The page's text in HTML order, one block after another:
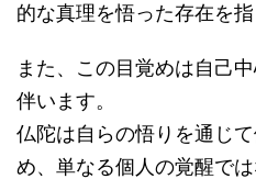
的な真理を悟った存在を指
また、この目覚めは自己
伴います。
仏陀は自らの悟りを通じ
め、単なる個人の覚醒で